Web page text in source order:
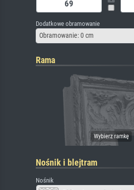
Dodatkowe obramowanie
Obramowanie: 0 cm
Rama
Nośnik i blejtram
Nośnik